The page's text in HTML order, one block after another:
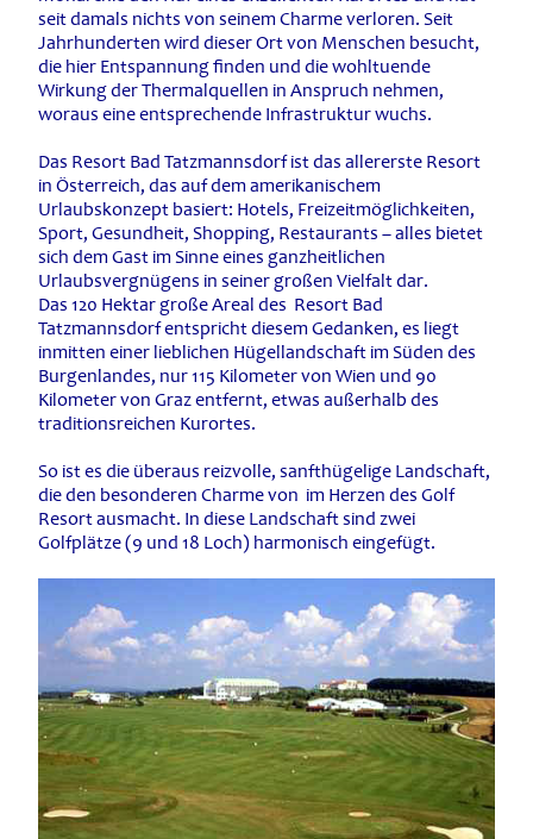
seit damals nichts von seinem Charme verloren. Seit
Jahrhunderten wird dieser Ort von Menschen besucht,
die hier Entspannung finden und die wohltuende
Wirkung der Thermalquellen in Anspruch nehmen,
woraus eine entsprechende Infrastruktur wuchs.
Das Resort Bad Tatzmannsdorf ist das allererste Resort
in Österreich, das auf dem amerikanischem
Urlaubskonzept basiert: Hotels, Freizeitmöglichkeiten,
Sport, Gesundheit, Shopping, Restaurants – alles bietet
sich dem Gast im Sinne eines ganzheitlichen
Urlaubsvergnügens in seiner großen Vielfalt dar.
Das 120 Hektar große Areal des Resort Bad
Tatzmannsdorf entspricht diesem Gedanken, es liegt
inmitten einer lieblichen Hügellandschaft im Süden des
Burgenlandes, nur 115 Kilometer von Wien und 90
Kilometer von Graz entfernt, etwas außerhalb des
traditionsreichen Kurortes.
So ist es die überaus reizvolle, sanfthügelige Landschaft,
die den besonderen Charme von im Herzen des Golf
Resort ausmacht. In diese Landschaft sind zwei
Golfplätze (9 und 18 Loch) harmonisch eingefügt.